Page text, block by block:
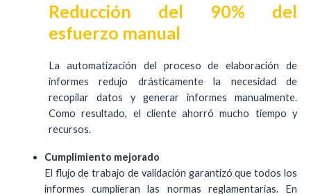
Reducción del 90% del
esfuerzo manual
La automatización del proceso de elaboración de
informes redujo drásticamente la necesidad de
recopilar datos y generar informes manualmente.
Como resultado, el cliente ahorró mucho tiempo y
recursos.
Cumplimiento mejorado
El flujo de trabajo de validación garantizó que todos los
informes cumplieran las normas reglamentarias. En